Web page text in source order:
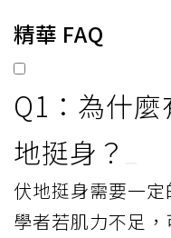
精華 FAQ
Q1：為什
地挺身？
伏地挺身需要一
學者若肌力不足，